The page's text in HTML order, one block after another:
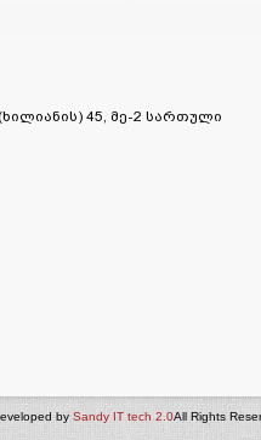
45, მე-2 სართული
bySandy IT tech 2.0All Rights